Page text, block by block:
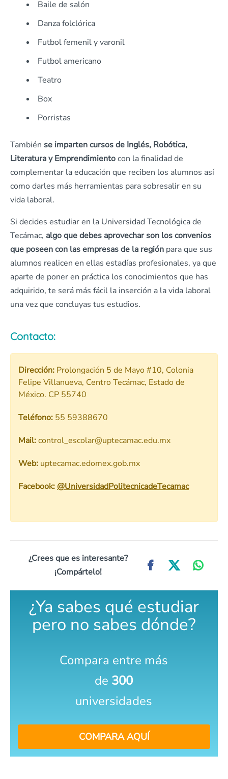
Baile de salón
Danza folclórica
Futbol femenil y varonil
Futbol americano
Teatro
Box
Porristas
También se imparten cursos de Inglés, Robótica,
Literatura y Emprendimientocon la finalidad de
complementar la educación que reciben los alumnos así
como darles más herramientas para sobresalir en su
vida laboral.
Si decides estudiar en la Universidad Tecnológica de
Tecámac, algo que debes aprovechar son los convenios
que poseen con las empresas de la región para que sus
alumnos realicen en ellas estadías profesionales, ya que
aparte de poner en práctica los conocimientos que has
adquirido, te será más fácil la inserción a la vida laboral
una vez que concluyas tus estudios.
Contacto:
Dirección: Prolongación 5 de Mayo #10, Colonia
Felipe Villanueva, Centro Tecámac, Estado de
México. CP 55740
Teléfono: 55 59388670
Mail:control_escolar@uptecamac.edu.mx
Web: uptecamac.edomex.gob.mx
Facebook: @UniversidadPolitecnicadeTecamac
¿Crees que es interesante?
¡Compártelo!
¿Ya sabes qué estudiar
pero no sabes dónde?
Compara entre más
de 300
universidades
COMPARA AQUÍ